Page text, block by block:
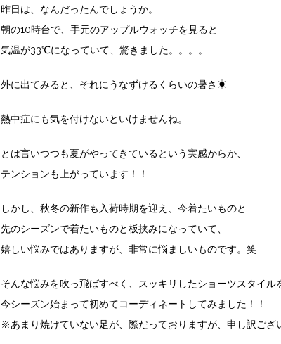
昨日は、なんだったんでしょうか。
朝の10時台で、手元のアップルウォッチを見ると
気温が33℃になっていて、驚きました。。。。
外に出てみると、それにうなずけるくらいの暑さ☀
熱中症にも気を付けないといけませんね。
とは言いつつも夏がやってきているという実感からか、
テンションも上がっています！！
しかし、秋冬の新作も入荷時期を迎え、今着たいものと
先のシーズンで着たいものと板挟みになっていて、
嬉しい悩みではありますが、非常に悩ましいものです。笑
そんな悩みを吹っ飛ばすべく、スッキリしたショーツスタイル
今シーズン始まって初めてコーディネートしてみました！！
※あまり焼けていない足が、際だっておりますが、申し訳ござ